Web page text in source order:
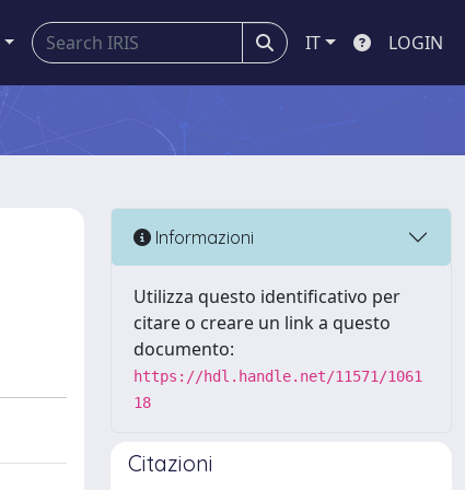
IT LOGIN
Informazioni
Utilizza questo identificativo per
citare o creare un link a questo
documento:
https://hdl.handle.net/11571/1061
18
Citazioni